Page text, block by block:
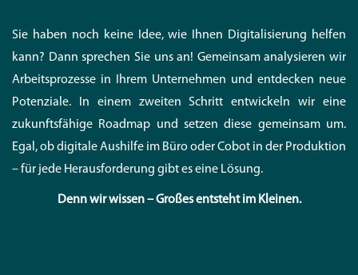
Sie haben noch keine Idee, wie Ihnen Digitalisierung helfen
kann? Dann sprechen Sie uns an! Gemeinsam analysieren wir
Arbeitsprozesse in Ihrem Unternehmen und entdecken neue
Potenziale. In einem zweiten Schritt entwickeln wir eine
zukunftsfähige Roadmap und setzen diese gemeinsam um.
Egal, ob digitale Aushilfe im Büro oder Cobot in der Produktion
– für jede Herausforderung gibt es eine Lösung.
Denn wir wissen – Großes entsteht im Kleinen.